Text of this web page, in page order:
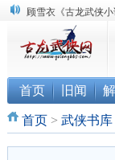
顾雪衣《古龙武侠
“武侠书库”查缺补
《古龙小说原貌探究
首页 旧闻
首页> 武侠书库